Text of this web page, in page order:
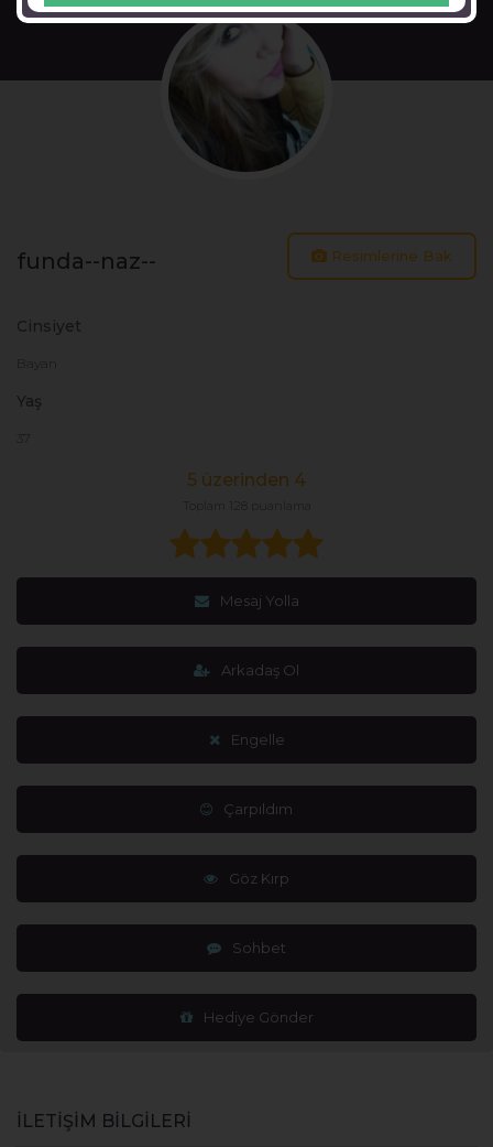
funda--naz-- Resimlerine Bak
Cinsiyet
Yaş
37
5 üzerinden 4
Toplam 128 puanlama
Mesaj Yolla
Arkadaş Ol
Engelle
Çarpıldım
Göz Kırp
Sohbet
Hediye Gönder
İLETİŞİM BİLGİLERİ